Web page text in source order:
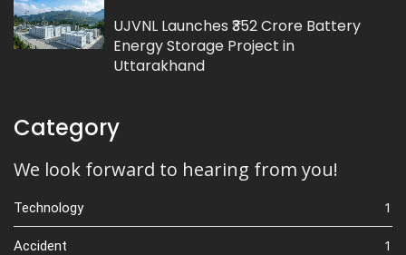
UJVNL Launches ₹352 Crore Battery
Energy Storage Project in
Uttarakhand
Category
We look forward to hearing from you!
Technology 1
Accident 1